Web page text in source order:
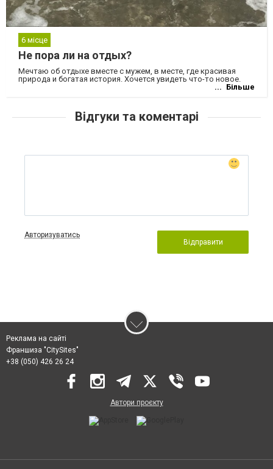
6 місце
Не пора ли на отдых?
Мечтаю об отдыхе вместе с мужем, в месте, где красивая
природа и богатая история. Хочется увидеть что-то новое.
Більше
Відгуки та коментарі
Авторизуватись
Відправити
Реклама на сайті
Франшиза "CitySites"
+38 (050) 426 26 24
Автори проєкту